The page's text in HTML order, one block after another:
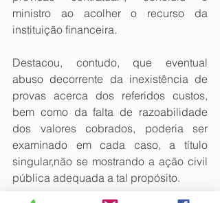
ministro ao acolher o recurso da
instituição financeira.
Destacou, contudo, que eventual
abuso decorrente da inexistência de
provas acerca dos referidos custos,
bem como da falta de razoabilidade
dos valores cobrados, poderia ser
examinado em cada caso, a título
singular,não se mostrando a ação civil
pública adequada a tal propósito.